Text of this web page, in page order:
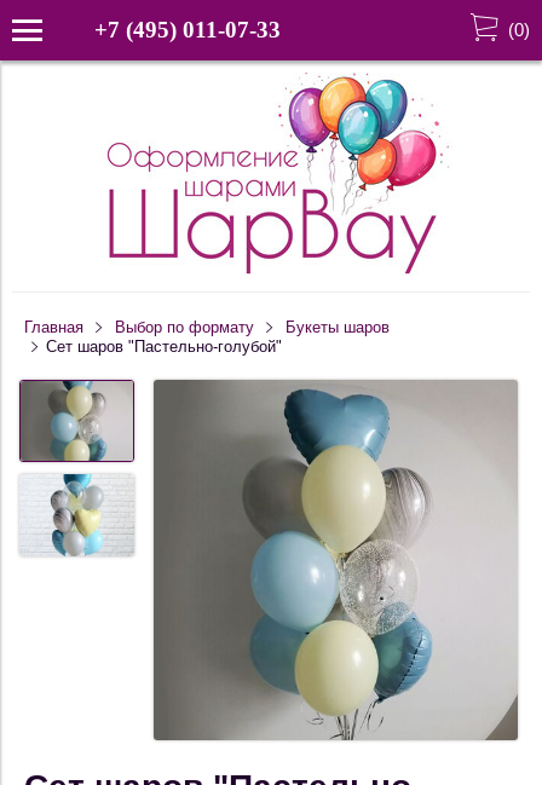
+7 (495) 011-07-33 (0)
Главная Выбор по формату
Букеты шаров
Сет шаров "Пастельно-голубой"